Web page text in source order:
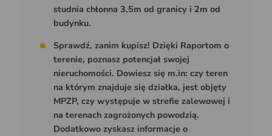
studnia chłonna 3,5m od granicy i 2m od
budynku.
Sprawdź, zanim kupisz! Dzięki Raportom o
terenie, poznasz potencjał swojej
nieruchomości. Dowiesz się m.in: czy teren
na którym znajduje się działka, jest objęty
MPZP, czy występuje w strefie zalewowej i
na terenach zagrożonych powodzią.
Dodatkowo zyskasz informacje o